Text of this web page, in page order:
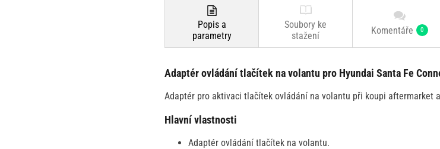
Popis a
parametry
Soubory ke
stažení
Komentáře 0
Adaptér ovládání tlačítek na volantu pro Hyundai Santa Fe
Adaptér pro aktivaci tlačítek ovládání na volantu při koupi aftermarket
Hlavní vlastnosti
Adaptér ovládání tlačítek na volantu.